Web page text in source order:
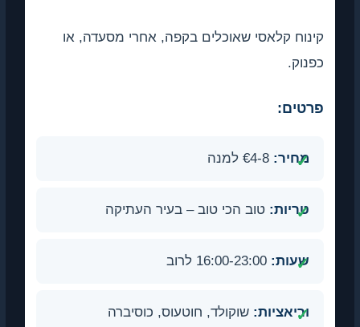
קינוח קלאסי שאוכלים בקפה, אחרי מסעדה, או
כפנוק.
פרטים:
מחיר: €4-8 למנה
טריות: טוב הכי טוב – בעיר העתיקה
שעות: 16:00-23:00 לרוב
וריאציות: שוקולד, חוטעוס, כוסיברה